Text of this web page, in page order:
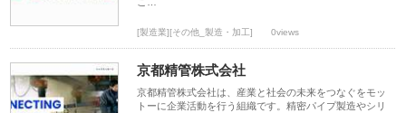
[製造業][その他_製造・加工] 0views
京都精管株式会社
京都精管株式会社は、産業と社会の未来をつなぐをモッ
トーに企業活動を行う組織です。精密パイプ製造やシリ